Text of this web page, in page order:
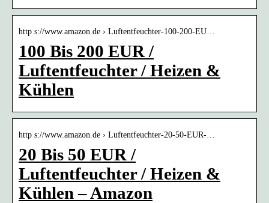
http s://www.amazon.de › Luftentfeuchter-100-200-EU…
100 Bis 200 EUR /
Luftentfeuchter / Heizen &
Kühlen
http s://www.amazon.de › Luftentfeuchter-20-50-EUR-…
20 Bis 50 EUR /
Luftentfeuchter / Heizen &
Kühlen – Amazon